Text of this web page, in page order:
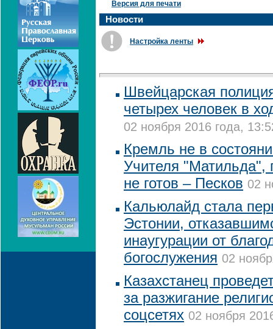
Версия для печати
Новости
Настройка ленты
Швейцарская
четырех человек в
02 ноября 2016 года,
Кремль не в
Учителя "Матильда",
не готов – Песков 02
Кальюлайд стала
Эстонии,
инаугурации от
богослужения 02
Казахстанец
за разжигание
соцсетях 02 ноября